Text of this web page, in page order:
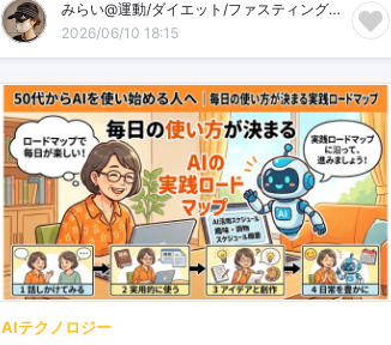
みらい@運動/ダイエット/ファスティング/マインドセット
2026/06/10 18:15
AIテクノロジー